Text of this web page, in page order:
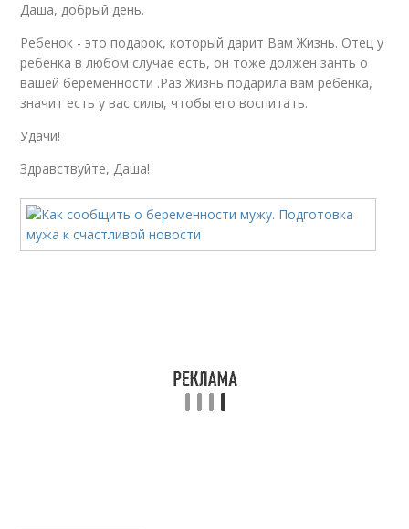
Даша, добрый день.
Ребенок - это подарок, который дарит Вам Жизнь. Отец у
ребенка в любом случае есть, он тоже должен занть о
вашей беременности .Раз Жизнь подарила вам ребенка,
значит есть у вас силы, чтобы его воспитать.
Удачи!
Здравствуйте, Даша!